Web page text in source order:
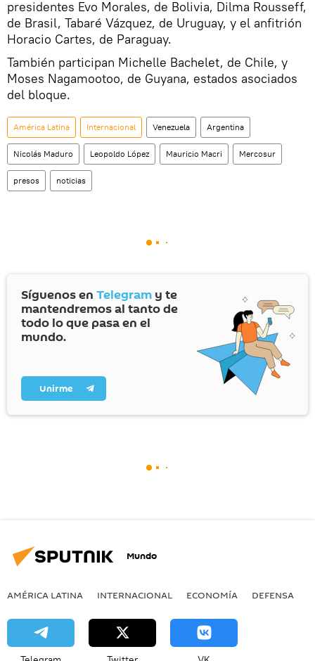
presidentes Evo Morales, de Bolivia, Dilma Rousseff,
de Brasil, Tabaré Vázquez, de Uruguay, y el anfitrión
Horacio Cartes, de Paraguay.
También participan Michelle Bachelet, de Chile, y
Moses Nagamootoo, de Guyana, estados asociados
del bloque.
América Latina Internacional Venezuela Argentina
Nicolás Maduro Leopoldo López Mauricio Macri Mercosur
presos noticias
Síguenos en Telegram y te
mantendremos al tanto de
todo lo que pasa en el
mundo.
Unirme
Mundo
AMÉRICA LATINA INTERNACIONAL ECONOMÍA DEFENSA